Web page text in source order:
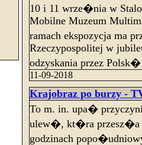
10 i 11 wrze�nia w
Mobilne Muzeum
ramach ekspozycja ma
Rzeczypospolitej w
odzyskania przez
11-09-2018
Krajobraz po burzy -
To m. in. upa�
ulew�, kt�ra przesz�a
godzinach